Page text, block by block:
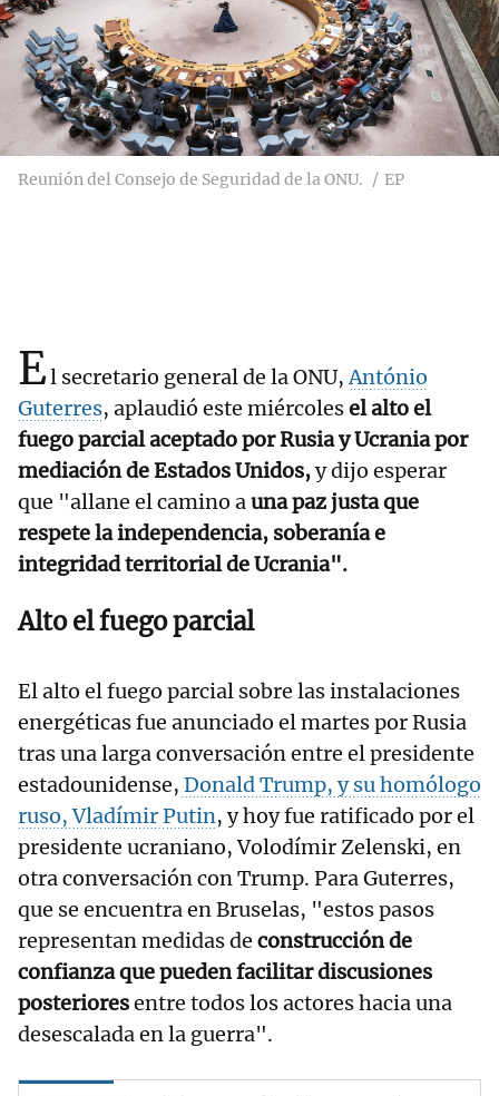
Reunión del Consejo de Seguridad de la ONU. EP
El secretario general de la ONU,António
Guterres, aplaudió este miércolesel alto el
fuego parcial aceptado por Rusia y Ucrania por
mediación de Estados Unidos,y dijo esperar
que "allane el camino auna paz justa que
respete la independencia, soberanía e
integridad territorial de Ucrania".
Alto el fuego parcial
El alto el fuego parcial sobre las instalaciones
energéticas fue anunciado el martes por Rusia
tras una larga conversación entre el presidente
estadounidense, Donald Trump, y su homólogo
ruso, Vladímir Putin, y hoy fue ratificado por el
presidente ucraniano, Volodímir Zelenski, en
otra conversación con Trump. Para Guterres,
que se encuentra en Bruselas, "estos pasos
representan medidas de construcción de
confianza que pueden facilitar discusiones
posterioresentre todos los actores hacia una
desescalada en la guerra".